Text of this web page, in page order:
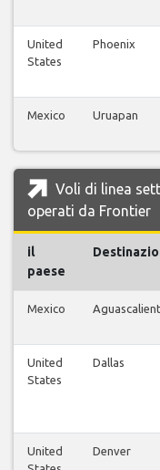
United
States
Phoenix
Mexico Uruapan
Voli di linea
operati da Frontier
il
paese
Mexico
United
States
Dallas
United
Denver